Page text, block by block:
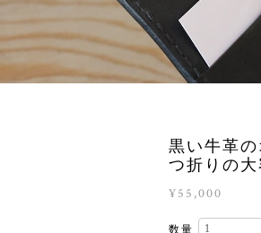
黒い牛革
つ折りの
¥55,000
数量